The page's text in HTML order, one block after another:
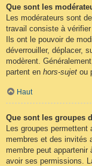
Que sont les
Les modérateurs sont
travail consiste à
Ils ont le pouvoir de
déverrouiller, déplacer,
modèrent.
partent en hors-sujet ou
Haut
Que sont les groupes
Les groupes permettent
membres et des invités
membre peut appartenir
avoir ses permissions.